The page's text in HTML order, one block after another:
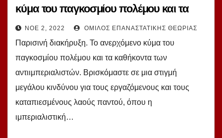
κύμα του παγκοσμίου πολέμου και τα
καθήκοντα των αντιιμπεριαλιστών.
ΝΟΈ 2, 2022 ΌΜΙΛΟΣ ΕΠΑΝΑΣΤΑΤΙΚΉΣ ΘΕΩΡΊΑΣ
Παρισινή διακήρυξη. Το ανερχόμενο κύμα του
παγκοσμίου πολέμου και τα καθήκοντα των
αντιιμπεριαλιστών. Βρισκόμαστε σε μια στιγμή
μεγάλου κινδύνου για τους εργαζόμενους και τους
καταπιεσμένους λαούς παντού, όπου η
ιμπεριαλιστική…